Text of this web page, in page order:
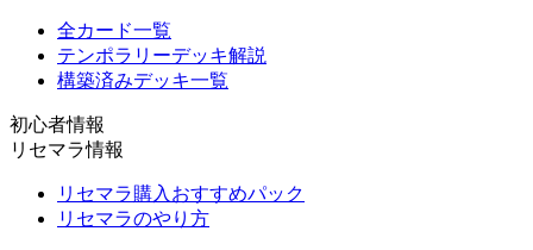
全カード一覧
テンポラリーデッキ解説
構築済みデッキ一覧
初心者情報
リセマラ情報
リセマラ購入おすすめパック
リセマラのやり方